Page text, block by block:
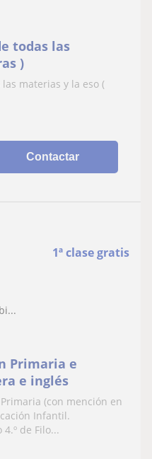
todas las
)
materias y la eso (
Contactar
1ª clase gratis
Primaria e
e inglés
(con mención en
Infantil.
de Filo...